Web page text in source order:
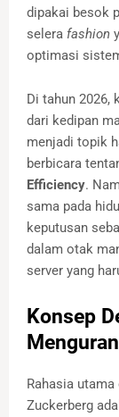
dipakai besok
selera fashion
optimasi
Di tahun 2026,
dari kedipan
menjadi topik
berbicara
Efficiency.
sama pada
keputusan
dalam otak
server yang
Konsep
Rahasia
Zuckerberg